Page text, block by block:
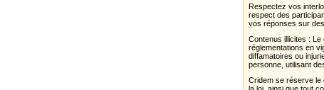
Respectez vos
respect des
vos réponses sur
Contenus illicites :
réglementations en
diffamatoires ou
personne, utilisant
Cridem se réserve le